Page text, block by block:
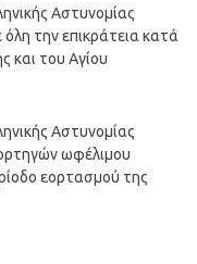
Αστυνομίας
την επικράτεια κατά
και του Αγίου
Αστυνομίας
ωφέλιμου
εορτασμού της